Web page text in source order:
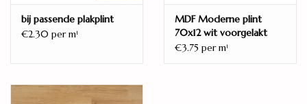
Gebruiksklasse commercieel
33 (AC5)
Garantie commercieel
bij passende plakplint
€2.30 per m1
MDF Moderne plint
70x12 wit voorgelakt
RAL 9010
€3.75 per m1